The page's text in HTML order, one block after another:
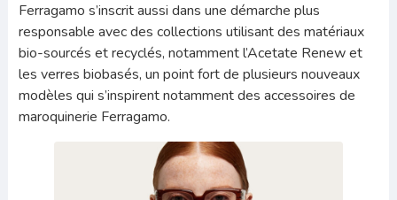
Ferragamo s’inscrit aussi dans une démarche plus
responsable avec des collections utilisant des matériaux
bio-sourcés et recyclés, notamment l’Acetate Renew et
les verres biobasés, un point fort de plusieurs nouveaux
modèles qui s’inspirent notamment des accessoires de
maroquinerie Ferragamo.